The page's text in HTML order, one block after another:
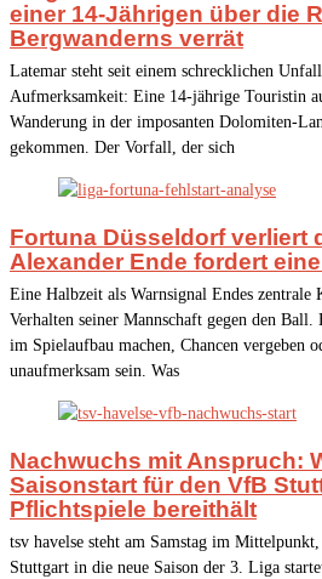
einer 14-Jährigen über die
Bergwanderns verrät
Latemar steht seit einem schrecklichen
Aufmerksamkeit: Eine 14-jährige Touristin
Wanderung in der imposanten Dolomiten-
gekommen. Der Vorfall, der sich
Fortuna Düsseldorf verliert
Alexander Ende fordert
Eine Halbzeit als Warnsignal Endes zentrale
Verhalten seiner Mannschaft gegen den
im Spielaufbau machen, Chancen vergeben
unaufmerksam sein. Was
Nachwuchs mit Anspruch:
Saisonstart für den VfB
Pflichtspiele bereithält
tsv havelse steht am Samstag im
Stuttgart in die neue Saison der 3. Liga